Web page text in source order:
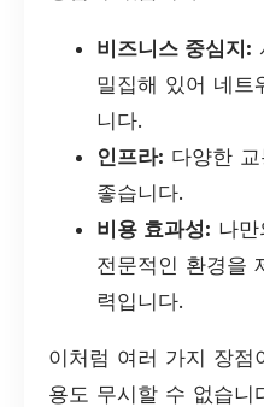
비즈니스 중심지:
밀집해 있어 네트
니다.
인프라: 다양한
좋습니다.
비용 효과성: 나
전문적인 환경을
력입니다.
이처럼 여러 가지 장점
용도 무시할 수 없습니